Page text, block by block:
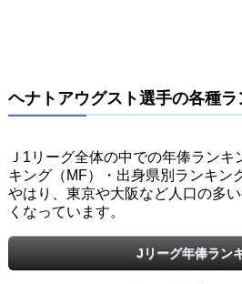
ヘナトアウグスト選手の各種ラ
Ｊ1リーグ全体の中での年俸ラン
キング（MF）・出身県別ランキン
やはり、東京や大阪など人口の多
くなっています。
Jリーグ年俸ラン